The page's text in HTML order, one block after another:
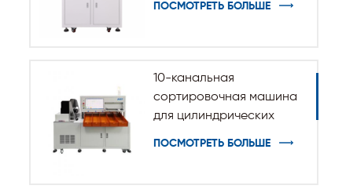
ПОСМОТРЕТЬ БОЛЬШЕ
10-канальная
сортировочная машина
для цилиндрических
ПОСМОТРЕТЬ БОЛЬШЕ